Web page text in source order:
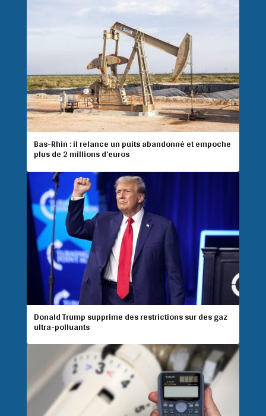
Bas-Rhin : il relance un puits abandonné et empoche
plus de 2 millions d’euros
Donald Trump supprime des restrictions sur des gaz
ultra-polluants